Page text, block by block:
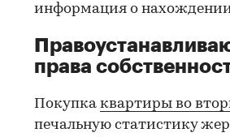
информация о
права
Покупка квартиры во
печальную статистику